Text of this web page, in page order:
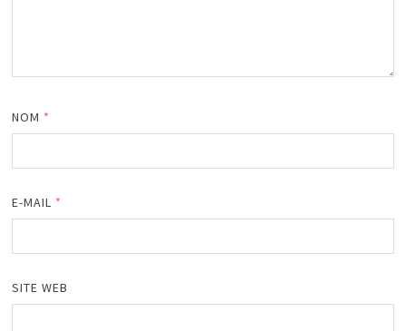
NOM *
E-MAIL *
SITE WEB